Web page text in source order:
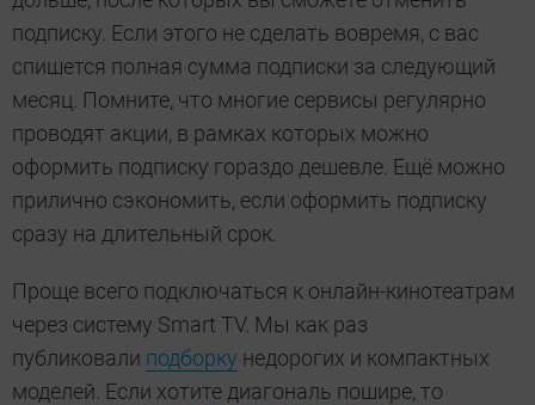
подписку. Если этого не сделать вовремя, с вас
спишется полная сумма подписки за следующий
месяц. Помните, что многие сервисы регулярно
проводят акции, в рамках которых можно
оформить подписку гораздо дешевле. Ещё можно
прилично сэкономить, если оформить подписку
сразу на длительный срок.
Проще всего подключаться к онлайн-кинотеатрам
через систему Smart TV. Мы как раз
публиковали подборку недорогих и компактных
моделей. Если хотите диагональ пошире, то